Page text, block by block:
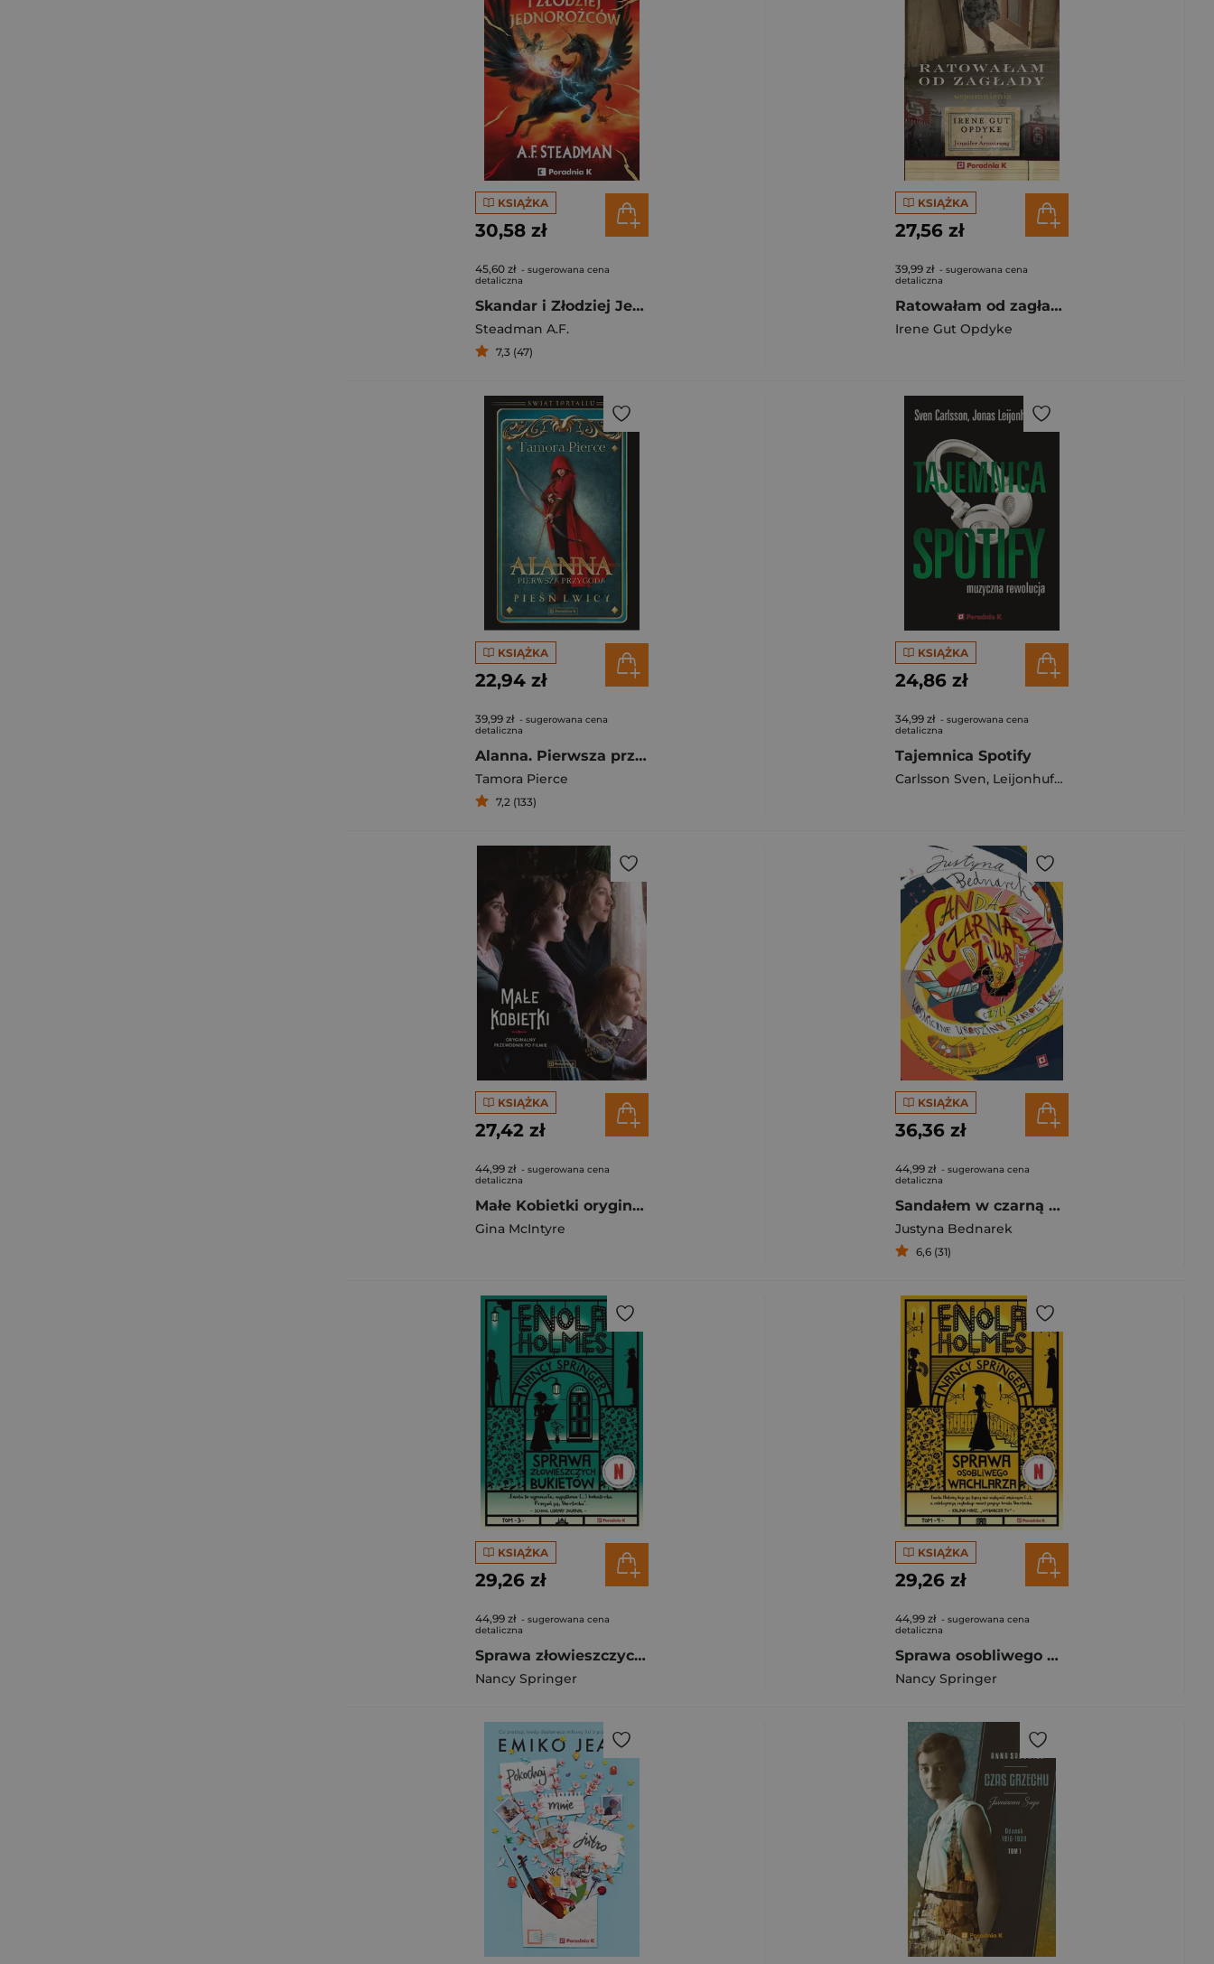
KSIĄŻKA
30,58 zł
45,60 zł - sugerowana cena
detaliczna
Skandar i Złodziej Jednorożców
Steadman A.F.
7,3 (47)
KSIĄŻKA
27,56 zł
39,99 zł - sugerowana cena
detaliczna
Ratowałam od zagłady
Irene Gut Opdyke
KSIĄŻKA
22,94 zł
39,99 zł - sugerowana cena
detaliczna
Alanna. Pierwsza przygoda
Tamora Pierce
7,2 (133)
KSIĄŻKA
24,86 zł
34,99 zł - sugerowana cena
detaliczna
Tajemnica Spotify
Carlsson Sven, Leijonhufvud Jonas
KSIĄŻKA
27,42 zł
44,99 zł - sugerowana cena
detaliczna
Małe Kobietki oryginalny album filmowy
Gina McIntyre
KSIĄŻKA
36,36 zł
44,99 zł - sugerowana cena
detaliczna
Sandałem w czarną dziurę, czyli kosmiczne urodziny skarpetek
Justyna Bednarek
6,6 (31)
KSIĄŻKA
29,26 zł
44,99 zł - sugerowana cena
detaliczna
Sprawa złowieszczych bukietów. Enola Holmes wyd. 4
Nancy Springer
KSIĄŻKA
29,26 zł
44,99 zł - sugerowana cena
detaliczna
Sprawa osobliwego wachlarza. Enola Holmes wyd. 4
Nancy Springer